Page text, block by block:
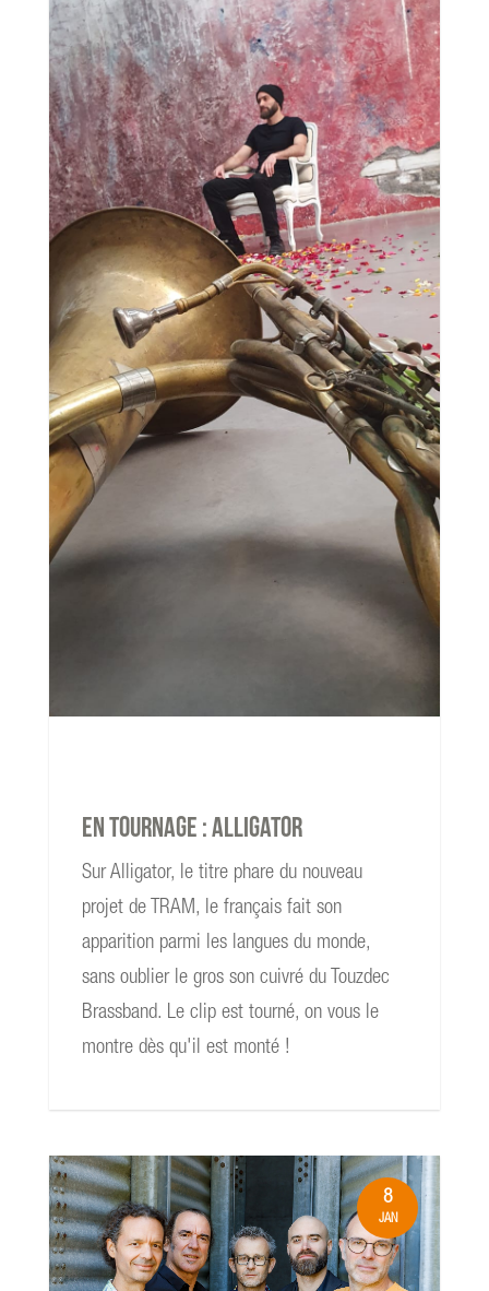
En tournage : Alligator
Sur Alligator, le titre phare du nouveau
projet de TRAM, le français fait son
apparition parmi les langues du monde,
sans oublier le gros son cuivré du Touzdec
Brassband. Le clip est tourné, on vous le
montre dès qu'il est monté !
8
JAN